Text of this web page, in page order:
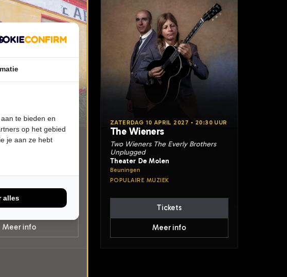
DECEMBER 2026 •
Tickets
Meer info
ZATERDAG 10 APRIL 2027 • 20:30 UUR
The Wieners
Two Wieners The Everly Brothers
Unplugged
Theater De Molen
Beuningen
POPULAIRE MUZIEK
Tickets
Meer info
te bieden en
op het gebied
je aan ze hebt
alles